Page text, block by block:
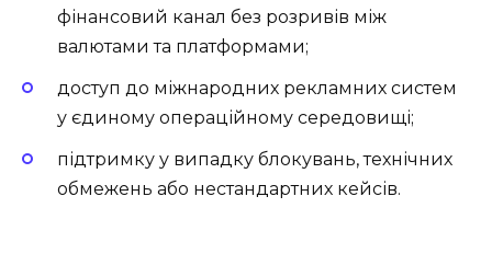
фінансовий канал без розривів між
валютами та платформами;
доступ до міжнародних рекламних систем
у єдиному операційному середовищі;
підтримку у випадку блокувань, технічних
обмежень або нестандартних кейсів.